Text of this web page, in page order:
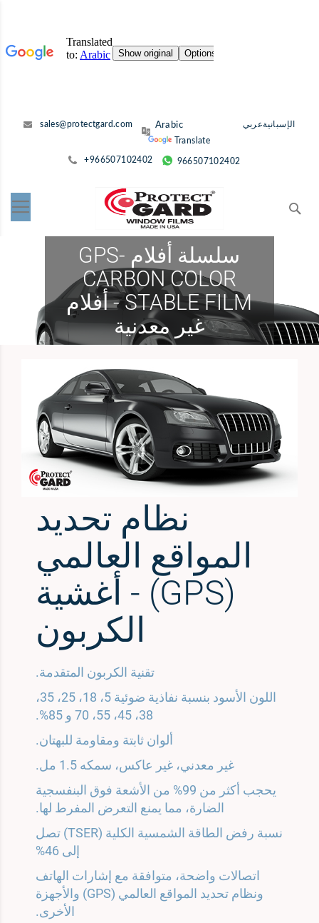
إلى
sales@protectgard.com
Translate
عربيالإسبانية
+966507102402 966507102402
سلسلة أفلام GPS-
CARBON COLOR
STABLE FILM - أفلام
غير معدنية
نظام تحديد
المواقع العالمي
(GPS) - أغشية
الكربون
تقنية الكربون المتقدمة.
اللون الأسود بنسبة نفاذية ضوئية 5، 18، 25، 35،
38، 45، 55، 70 و 85%.
ألوان ثابتة ومقاومة للبهتان.
غير معدني، غير عاكس، سمكه 1.5 مل.
يحجب أكثر من 99% من الأشعة فوق البنفسجية
الضارة، مما يمنع التعرض المفرط لها.
نسبة رفض الطاقة الشمسية الكلية (TSER) تصل
إلى 46%
اتصالات واضحة، متوافقة مع إشارات الهاتف
ونظام تحديد المواقع العالمي (GPS) والأجهزة
الأخرى.